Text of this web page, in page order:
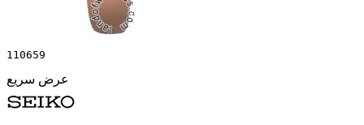
110659
عرض سريع